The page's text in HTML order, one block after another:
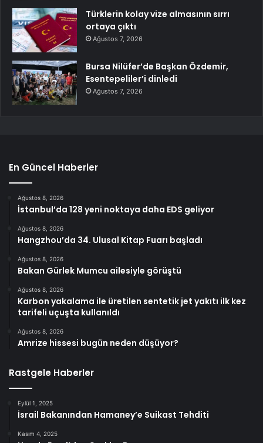
Türklerin kolay vize almasının sırrı
ortaya çıktı
Ağustos 7, 2026
Bursa Nilüfer’de Başkan Özdemir,
Esentepeliler’i dinledi
Ağustos 7, 2026
En Güncel Haberler
Ağustos 8, 2026
İstanbul’da 128 yeni noktaya daha EDS geliyor
Ağustos 8, 2026
Hangzhou’da 34. Ulusal Kitap Fuarı başladı
Ağustos 8, 2026
Bakan Gürlek Mumcu ailesiyle görüştü
Ağustos 8, 2026
Karbon yakalama ile üretilen sentetik jet yakıtı ilk kez
tarifeli uçuşta kullanıldı
Ağustos 8, 2026
Amrize hissesi bugün neden düşüyor?
Rastgele Haberler
Eylül 1, 2025
İsrail Bakanından Hamaney’e Suikast Tehditi
Kasım 4, 2025